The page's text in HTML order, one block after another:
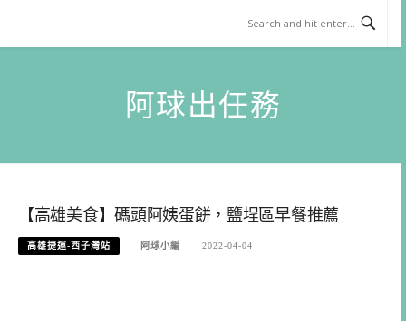
content
阿球出任務
【高雄美食】碼頭阿姨蛋餅，鹽埕區早餐推薦
高雄捷運-西子灣站 阿球小編 2022-04-04